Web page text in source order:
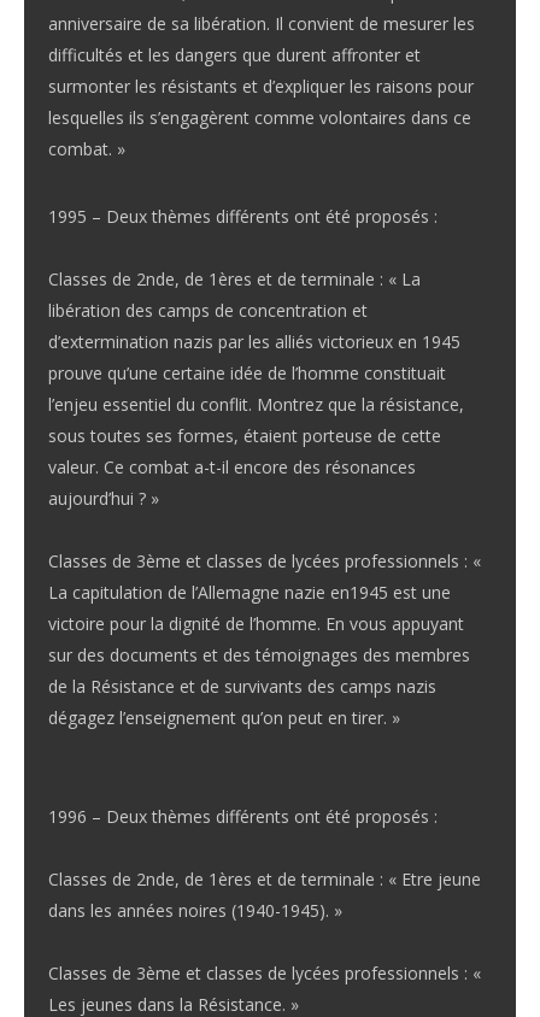
anniversaire de sa libération. Il convient de mesurer les
difficultés et les dangers que durent affronter et
surmonter les résistants et d’expliquer les raisons pour
lesquelles ils s’engagèrent comme volontaires dans ce
combat. »
1995 – Deux thèmes différents ont été proposés :
Classes de 2nde, de 1ères et de terminale : « La
libération des camps de concentration et
d’extermination nazis par les alliés victorieux en 1945
prouve qu’une certaine idée de l’homme constituait
l’enjeu essentiel du conflit. Montrez que la résistance,
sous toutes ses formes, étaient porteuse de cette
valeur. Ce combat a-t-il encore des résonances
aujourd’hui ? »
Classes de 3ème et classes de lycées professionnels : «
La capitulation de l’Allemagne nazie en1945 est une
victoire pour la dignité de l’homme. En vous appuyant
sur des documents et des témoignages des membres
de la Résistance et de survivants des camps nazis
dégagez l’enseignement qu’on peut en tirer. »
1996 – Deux thèmes différents ont été proposés :
Classes de 2nde, de 1ères et de terminale : « Etre jeune
dans les années noires (1940-1945). »
Classes de 3ème et classes de lycées professionnels : «
Les jeunes dans la Résistance. »